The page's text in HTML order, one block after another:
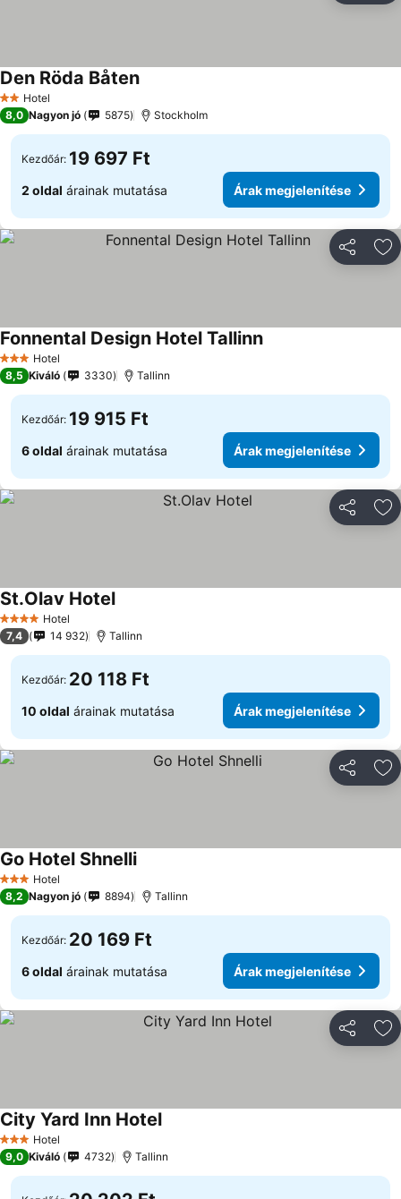
2 Kategória
Hotel
Den Röda BåtenÁrak megjelenítése
8,0 Nagyon jó 5875 Stockholm
Kezdőár: 19 697 Ft
2 oldal árainak mutatása Árak megjelenítése
3 Kategória
Hotel
Fonnental Design Hotel TallinnÁrak megjelenítése
8,5 Kiváló 3330 Tallinn
Kezdőár: 19 915 Ft
6 oldal árainak mutatása Árak megjelenítése
4 KategóriaHotel
St.Olav HotelÁrak megjelenítése
7,4 14 932 Tallinn
Kezdőár: 20 118 Ft
10 oldal árainak mutatása Árak megjelenítése
3 Kategória
Hotel
Go Hotel ShnelliÁrak megjelenítése
8,2 Nagyon jó 8894 Tallinn
Kezdőár: 20 169 Ft
6 oldal árainak mutatása Árak megjelenítése
3 Kategória
Hotel
City Yard Inn HotelÁrak megjelenítése
9,0 Kiváló 4732 Tallinn